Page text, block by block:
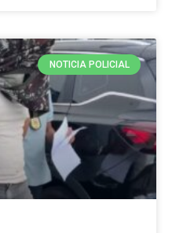
NOTICIA POLICIAL